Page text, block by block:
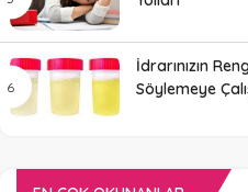
İdrarınızın
Söylemeye